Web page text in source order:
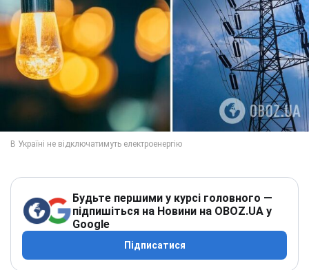
Будьте першими у курсі головного —
підпишіться на Новини на OBOZ.UA у
Google
Підписатися